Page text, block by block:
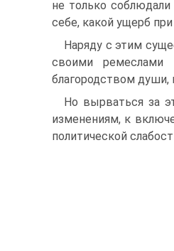
не только
себе, какой ущерб
Наряду с этим
своими ремеслами
благородством души,
Но вырваться за
изменениям, к
политической